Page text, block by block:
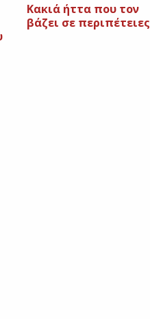
Κακιά ήττα που τον
βάζει σε περιπέτειες